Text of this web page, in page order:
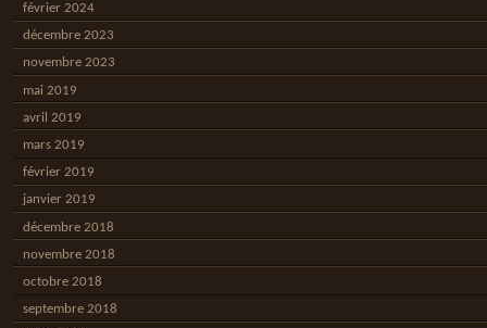
février 2024
décembre 2023
novembre 2023
mai 2019
avril 2019
mars 2019
février 2019
janvier 2019
décembre 2018
novembre 2018
octobre 2018
septembre 2018